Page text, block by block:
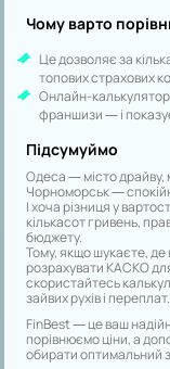
Чому варто
Це дозволяє за
топових страхових
Онлайн-калькулятор
франшизи — і
Підсумуймо
Одеса — місто драйву,
Чорноморськ —
І хоча різниця у
кількасот гривень,
бюджету.
Тому, якщо шукаєте, де
розрахувати КАСКО
скористайтесь
зайвих рухів і переплат.
FinBest — це ваш
порівнюємо ціни, а
обирати оптимальний